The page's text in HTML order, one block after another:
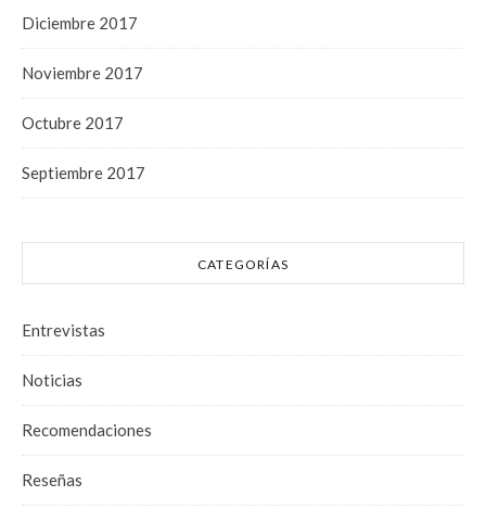
Diciembre 2017
Noviembre 2017
Octubre 2017
Septiembre 2017
CATEGORÍAS
Entrevistas
Noticias
Recomendaciones
Reseñas